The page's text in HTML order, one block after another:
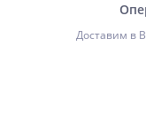
Доставим в